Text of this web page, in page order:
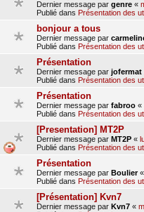
Dernier message par genre «
Publié dans Présentation des
bonjour a tous
Dernier message par
Publié dans Présentation des
Présentation
Dernier message par jofermat
Publié dans Présentation des
Présentation
Dernier message par fabroo «
Publié dans Présentation des
[Presentation] MT2P
Dernier message par MT2P «
Publié dans Présentation des
Présentation
Dernier message par Boulier«
Publié dans Présentation des
[Présentation] Kvn7
Dernier message par Kvn7 «